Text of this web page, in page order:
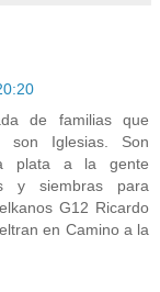
de familias que
Iglesias. Son
plata a la gente
y siembras para
G12 Ricardo
en Camino a la